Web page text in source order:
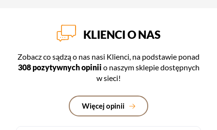
KLIENCI O NAS
Zobacz co sądzą o nas nasi Klienci, na podstawie ponad
308 pozytywnych opinii o naszym sklepie dostępnych
w sieci!
Więcej opinii